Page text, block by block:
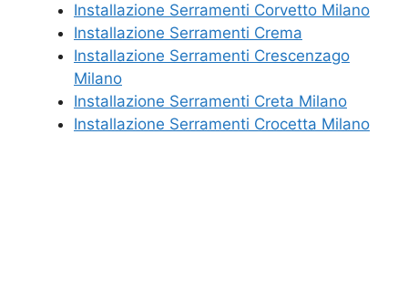
Installazione Serramenti Corvetto Milano
Installazione Serramenti Crema
Installazione Serramenti Crescenzago
Milano
Installazione Serramenti Creta Milano
Installazione Serramenti Crocetta Milano